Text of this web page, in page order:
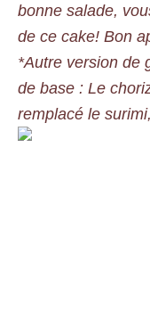
bonne salade,
de ce cake! Bon
*Autre version de
de base : Le
remplacé le